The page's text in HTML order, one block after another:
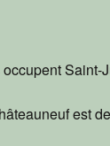
est